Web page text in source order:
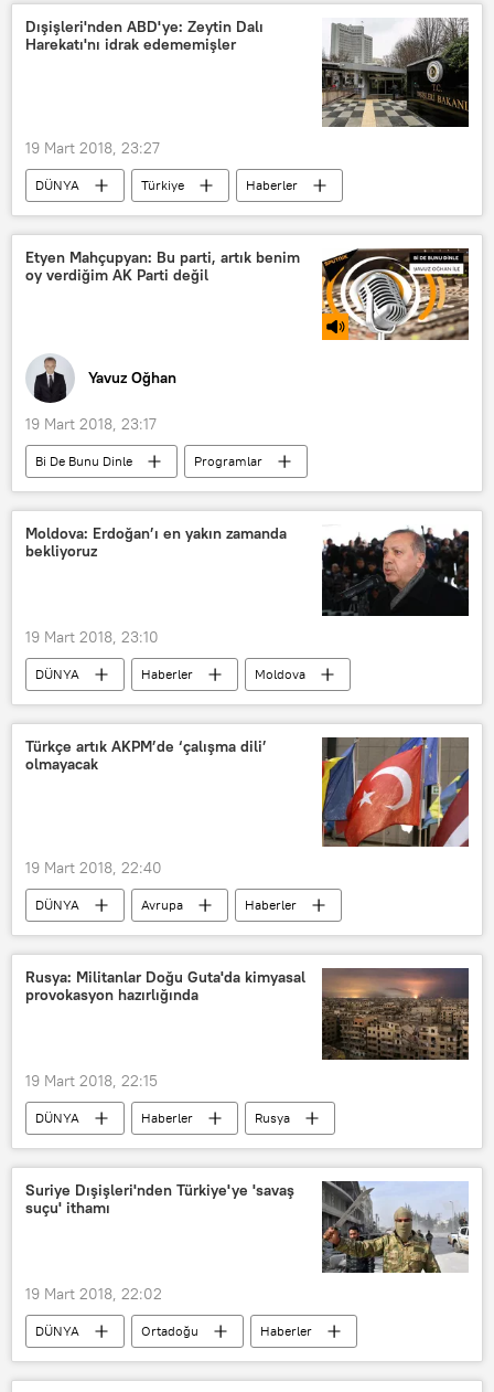
Recep Tayyip Erdoğan
Mehtap Yılmaz
Dışişleri'nden ABD'ye: Zeytin Dalı
Harekatı'nı idrak edememişler
19 Mart 2018, 23:27
DÜNYA Türkiye
Haberler
ABD
TÜRKİYE
Dışişleri Bakanlığı
Etyen Mahçupyan: Bu parti, artık benim
oy verdiğim AK Parti değil
Yavuz Oğhan
19 Mart 2018, 23:17
Bi De Bunu Dinle
Programlar
RADYO
Recep Tayyip Erdoğan
Etyen Mahçupyan
AK Parti
Çanakkale Zaferi
Moldova: Erdoğan’ı en yakın zamanda
bekliyoruz
19 Mart 2018, 23:10
DÜNYA Haberler
Moldova
TÜRKİYE
Igor Dodon
Recep Tayyip Erdoğan
Türkçe artık AKPM’de ‘çalışma dili’
olmayacak
19 Mart 2018, 22:40
DÜNYA Avrupa
Haberler
TÜRKİYE
Avrupa Birliği
Avrupa Konseyi Parlamenter Meclisi (AKPM)
Rusya: Militanlar Doğu Guta'da kimyasal
provokasyon hazırlığında
19 Mart 2018, 22:15
DÜNYA Haberler
Rusya
Suriye
Doğu Guta
Yuriy Yevtuşenko
Suriye Dışişleri'nden Türkiye'ye 'savaş
suçu' ithamı
19 Mart 2018, 22:02
DÜNYA Ortadoğu
Haberler
POLİTİKA
Suriye
Afrin